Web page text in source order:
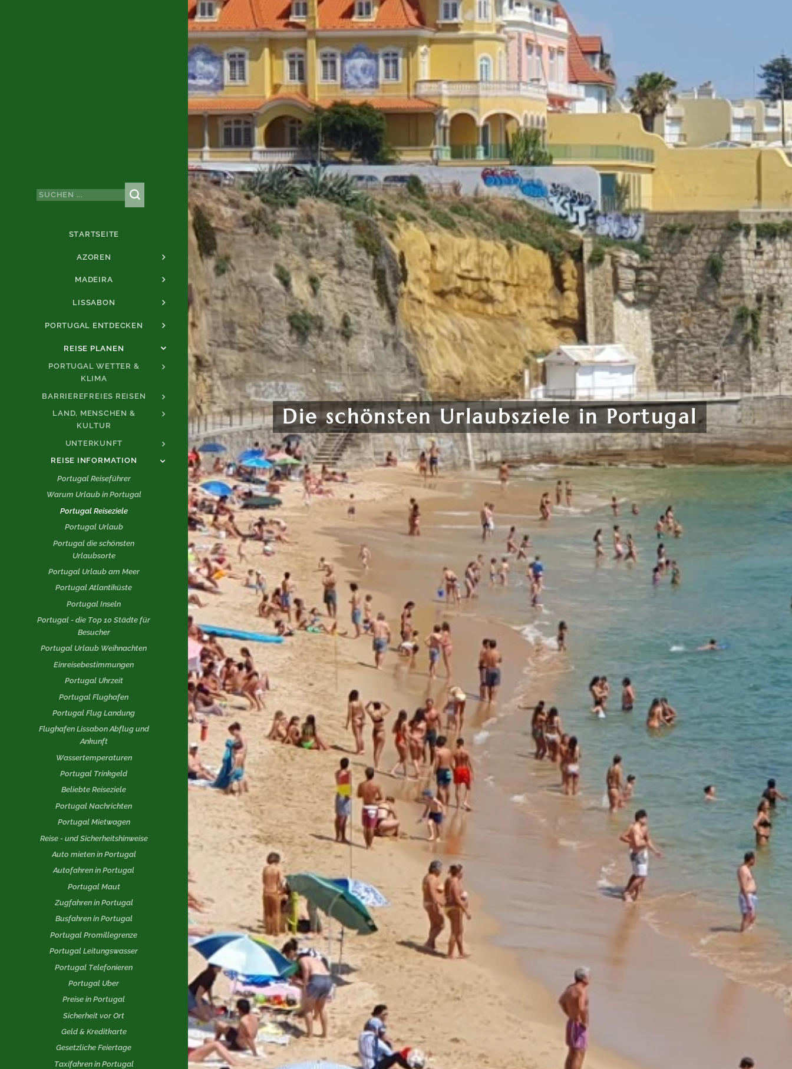
STARTSEITE
AZOREN
MADEIRA
LISSABON
PORTUGAL ENTDECKEN
REISE PLANEN
PORTUGAL WETTER &
KLIMA
BARRIEREFREIES REISEN
LAND, MENSCHEN &
KULTUR
UNTERKUNFT
REISE INFORMATION
Portugal Reiseführer
Warum Urlaub in Portugal
Portugal Reiseziele
Portugal Urlaub
Portugal die schönsten
Urlaubsorte
Portugal Urlaub am Meer
Portugal Atlantiküste
Portugal Inseln
Portugal - die Top 10 Städte für
Besucher
Portugal Urlaub Weihnachten
Einreisebestimmungen
Portugal Uhrzeit
Portugal Flughafen
Portugal Flug Landung
Flughafen Lissabon Abflug und
Ankunft
Wassertemperaturen
Portugal Trinkgeld
Beliebte Reiseziele
Portugal Nachrichten
Portugal Mietwagen
Reise - und Sicherheitshinweise
Auto mieten in Portugal
Autofahren in Portugal
Portugal Maut
Zugfahren in Portugal
Busfahren in Portugal
Portugal Promillegrenze
Portugal Leitungswasser
Portugal Telefonieren
Portugal Uber
Preise in Portugal
Sicherheit vor Ort
Geld & Kreditkarte
Gesetzliche Feiertage
Taxifahren in Portugal
Die schönsten Urlaubsziele in Portugal